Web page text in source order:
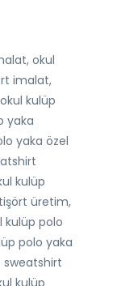
okul
imalat,
kulüp
yaka
yaka özel
kulüp
üretim,
kulüp polo
polo yaka
sweatshirt